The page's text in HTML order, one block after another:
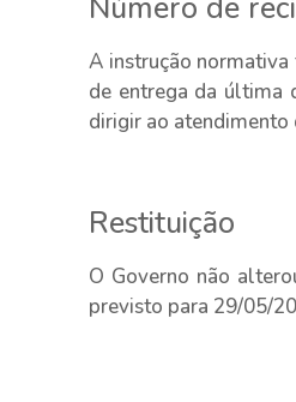
Número de
A instrução
de entrega da última
dirigir ao atendimento
Restituição
O Governo não
previsto para 29/05/